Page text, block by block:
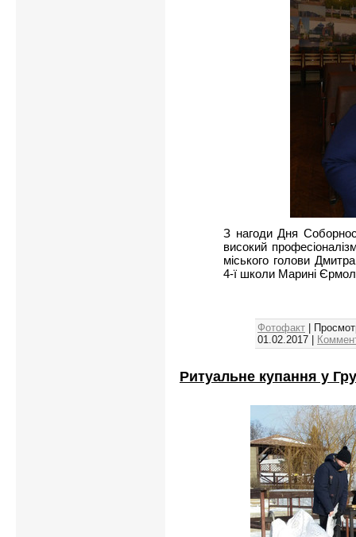
З нагоди Дня
високий
міського голови
4-ї школи Марині
Фотофакт |
01.02.2017
Ритуальне купання у